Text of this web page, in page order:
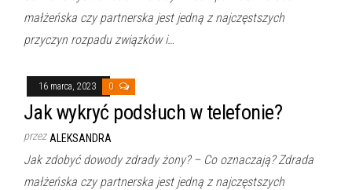
małżeńska czy partnerska jest jedną z najczęstszych
przyczyn rozpadu związków i…
16 marca, 2023 0
Jak wykryć podsłuch w telefonie?
przez ALEKSANDRA
Jak zdobyć dowody zdrady żony? – Co oznaczają? Zdrada
małżeńska czy partnerska jest jedną z najczęstszych